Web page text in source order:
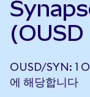
OUSD/SYN: 1
에 해당합니다